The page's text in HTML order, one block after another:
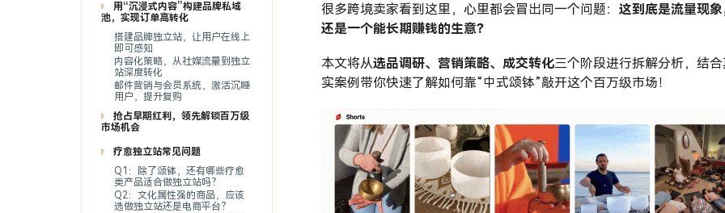
用“沉浸式内容”构建品牌私域
池，实现订单高转化
搭建品牌独立站，让用户在线上
即可感知
内容化策略，从社媒流量到独立
站深度转化
邮件营销与会员系统，激活沉睡
用户，提升复购
抢占早期红利，领先解锁百万级
市场机会
疗愈独立站常见问题
Q1：除了颂钵，还有哪些疗愈
类产品适合做独立站吗？
Q2：文化属性强的商品，应该
选做独立站还是电商平台？
很多跨境卖家看到这里，心里都会冒出同一个问题：这到底是流量现
还是一个能长期赚钱的生意？
本文将从选品调研、营销策略、成交转化三个阶段进行拆解分析，结
实案例带你快速了解如何靠“中式颂钵”敲开这个百万级市场！